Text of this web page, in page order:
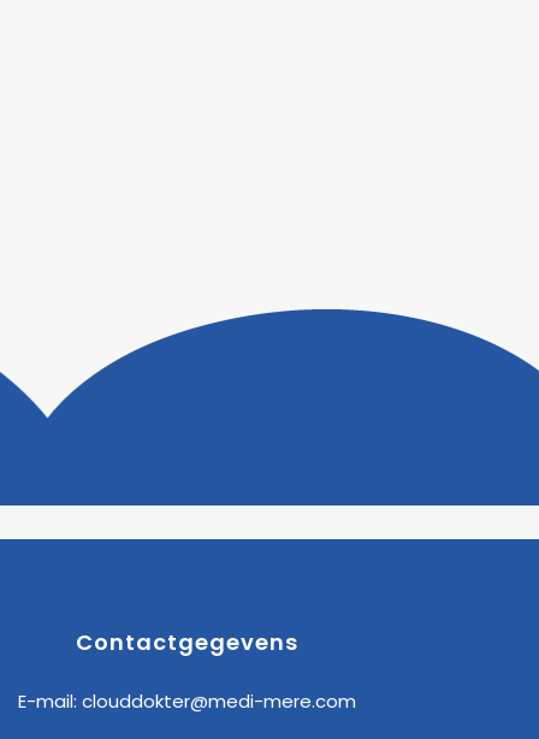
Contactgegevens
E-mail: clouddokter@medi-mere.com